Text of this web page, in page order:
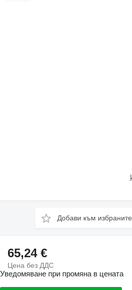
Добави към избраните
65,24 €
Цена без ДДС
Уведомяване при промяна в цената